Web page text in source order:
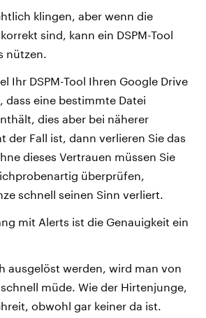
klingen, aber wenn die
sind, kann ein DSPM-Tool
nützen.
Ihr DSPM-Tool Ihren Google Drive
eine bestimmte Datei
dies aber bei näherer
der Fall ist, dann verlieren Sie das
dieses Vertrauen müssen Sie
überprüfen,
schnell seinen Sinn verliert.
mit Alerts ist die Genauigkeit ein
ausgelöst werden, wird man von
müde. Wie der Hirtenjunge,
obwohl gar keiner da ist.